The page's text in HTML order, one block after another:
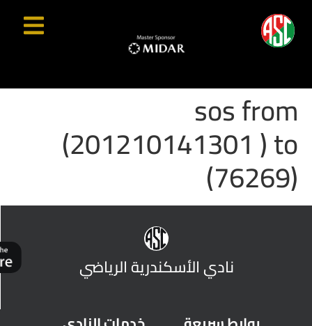
sos from
(201210141301 ) to
(76269)
نادي الأسكندرية الرياضي